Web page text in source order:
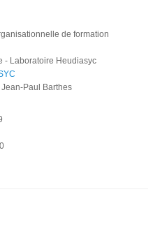
de formation
- Laboratoire Heudiasyc
Paul Barthes